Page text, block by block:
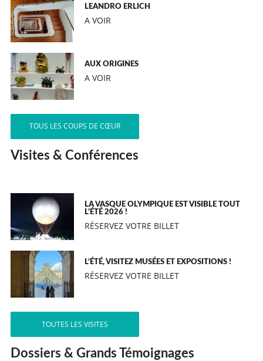
LEANDRO ERLICH
A VOIR
AUX ORIGINES
A VOIR
TOUS LES COUPS DE CŒUR
Visites & Conférences
LA VASQUE OLYMPIQUE EST VISIBLE TOUT
L’ÉTÉ 2026 !
RÉSERVEZ VOTRE BILLET
L’ÉTÉ, VISITEZ MUSÉES ET EXPOSITIONS !
RÉSERVEZ VOTRE BILLET
TOUTES LES VISITES
Dossiers & Grands Témoignages